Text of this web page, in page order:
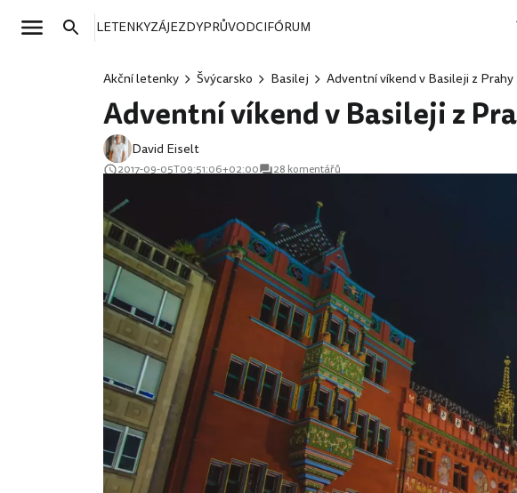
LETENKYZÁJEZDYPRŮVODCIFÓRUM
Akční letenky Švýcarsko Basilej Adventní víkend v Basileji z
Adventní víkend v Basileji z
David Eiselt
2017-09-05T09:51:06+02:00 28 komentářů